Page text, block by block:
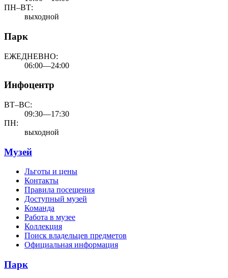
ПН–ВТ:
выходной
Парк
ЕЖЕДНЕВНО:
06:00—24:00
Инфоцентр
ВТ–ВС:
09:30—17:30
ПН:
выходной
Музей
Льготы и цены
Контакты
Правила посещения
Доступный музей
Команда
Работа в музее
Коллекция
Поиск владельцев предметов
Официальная информация
Парк